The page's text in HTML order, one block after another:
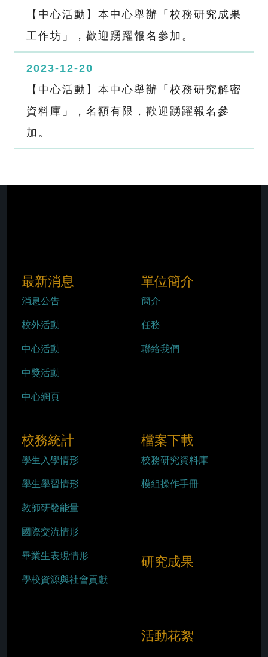
【中心活動】本中心舉辦「校務研究成果
工作坊」，歡迎踴躍報名參加。
2023-12-20
【中心活動】本中心舉辦「校務研究解密
資料庫」，名額有限，歡迎踴躍報名參
加。
最新消息
消息公告
校外活動
中心活動
中獎活動
中心網頁
單位簡介
簡介
任務
聯絡我們
校務統計
學生入學情形
學生學習情形
教師研發能量
國際交流情形
畢業生表現情形
學校資源與社會貢獻
檔案下載
校務研究資料庫
模組操作手冊
研究成果
活動花絮